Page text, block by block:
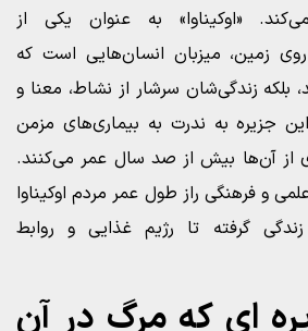
«اوکیناوا» به عنوان یکی از
زمین، میزبان انسان‌هایی است که
بلکه زندگی‌شان سرشار از نشاط، معنا و
جزیره به ندرت به بیماری‌های مزمن
از آن‌ها بیش از صد سال عمر می‌کنند.
و فرهنگی راز طول عمر مردم اوکیناوا
زندگی گرفته تا رژیم غذایی و روابط
ای که مرگ در آن